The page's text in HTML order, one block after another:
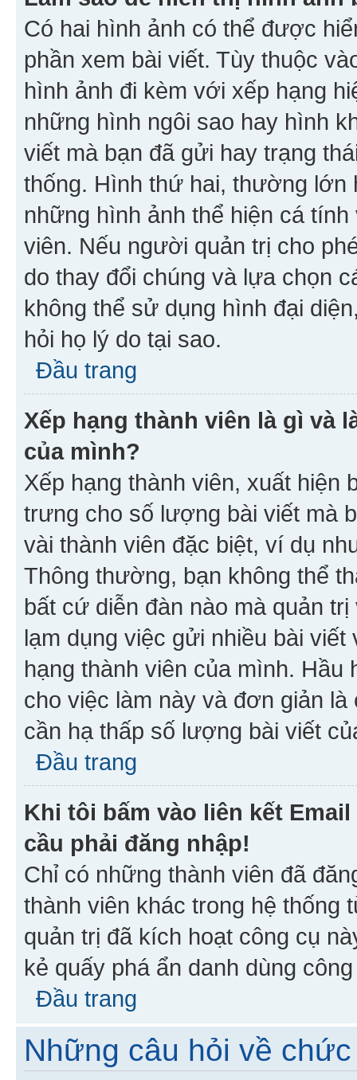
Có hai hình ảnh có thể được
phần xem bài viết. Tùy thuộc
hình ảnh đi kèm với xếp hạng
những hình ngôi sao hay hình
viết mà bạn đã gửi hay trạng
thống. Hình thứ hai, thường
những hình ảnh thể hiện cá
viên. Nếu người quản trị cho
do thay đổi chúng và lựa chọn
không thể sử dụng hình đại
hỏi họ lý do tại sao.
Đầu trang
Xếp hạng thành viên là gì và
của mình?
Xếp hạng thành viên, xuất
trưng cho số lượng bài viết mà
vài thành viên đặc biệt, ví dụ
Thông thường, bạn không thể
bất cứ diễn đàn nào mà quản
lạm dụng việc gửi nhiều bài
hạng thành viên của mình. Hầu
cho việc làm này và đơn giản
cần hạ thấp số lượng bài viết
Đầu trang
Khi tôi bấm vào liên kết
cầu phải đăng nhập!
Chỉ có những thành viên đã
thành viên khác trong hệ thống
quản trị đã kích hoạt công cụ
kẻ quấy phá ẩn danh dùng
Đầu trang
Những câu hỏi về